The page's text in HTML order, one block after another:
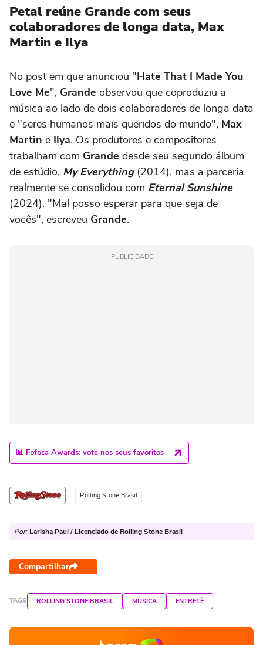
Petal reúne Grande com seus
colaboradores de longa data, Max
Martin e Ilya
No post em que anunciou "Hate That I Made You
Love Me", Grande observou que coproduziu a
música ao lado de dois colaboradores de longa data
e "seres humanos mais queridos do mundo", Max
Martin e Ilya. Os produtores e compositores
trabalham com Grande desde seu segundo álbum
de estúdio, My Everything(2014), mas a parceria
realmente se consolidou com Eternal Sunshine
(2024). "Mal posso esperar para que seja de
vocês", escreveu Grande.
PUBLICIDADE
📊 Fofoca Awards: vote nos seus favoritos
Rolling Stone Brasil
Por: Larisha Paul / Licenciado de Rolling Stone Brasil
Compartilhar
TAGS ROLLING STONE BRASIL MÚSICA ENTRETÊ